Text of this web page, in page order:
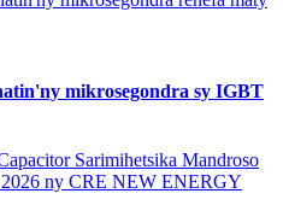
mikrosegondra sy IGBT